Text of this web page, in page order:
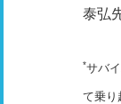
泰弘
*サバ
て乗り